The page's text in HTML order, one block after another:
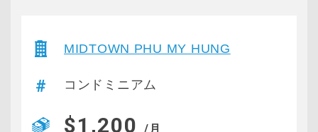
MIDTOWN PHU MY HUNG
コンドミニアム
$1,200 /月